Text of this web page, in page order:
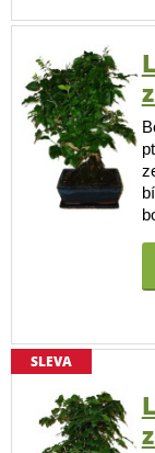
SLEVA